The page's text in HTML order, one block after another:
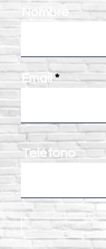
Nombre
Email
Teléfono